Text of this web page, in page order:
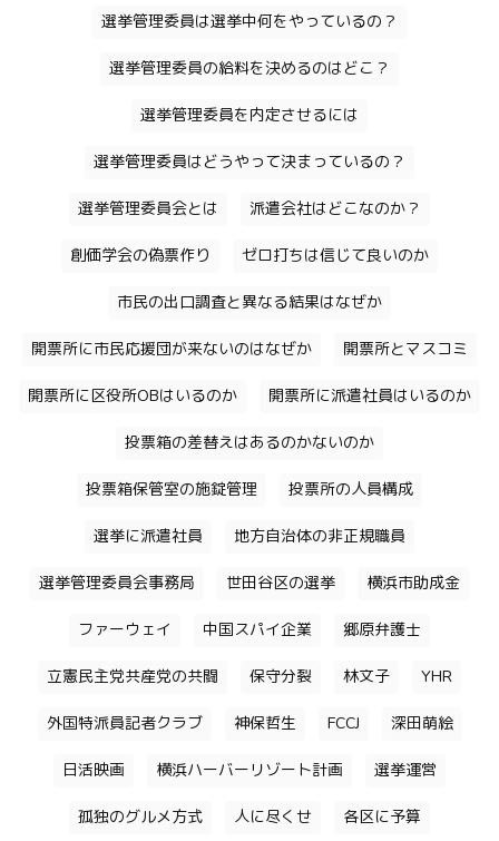
選挙管理委員は選挙中何をやっているの？
選挙管理委員の給料を決めるのはどこ？
選挙管理委員を内定させるには
選挙管理委員はどうやって決まっているの？
選挙管理委員会とは 派遣会社はどこなのか？
創価学会の偽票作り ゼロ打ちは信じて良いのか
市民の出口調査と異なる結果はなぜか
開票所に市民応援団が来ないのはなぜか 開票所とマスコミ
開票所に区役所OBはいるのか 開票所に派遣社員はいるのか
投票箱の差替えはあるのかないのか
投票箱保管室の施錠管理 投票所の人員構成
選挙に派遣社員 地方自治体の非正規職員
選挙管理委員会事務局 世田谷区の選挙 横浜市助成金
ファーウェイ 中国スパイ企業 郷原弁護士
立憲民主党共産党の共闘 保守分裂 林文子 YHR
外国特派員記者クラブ 神保哲生 FCCJ 深田萌絵
日活映画 横浜ハーバーリゾート計画 選挙運営
孤独のグルメ方式 人に尽くせ 各区に予算